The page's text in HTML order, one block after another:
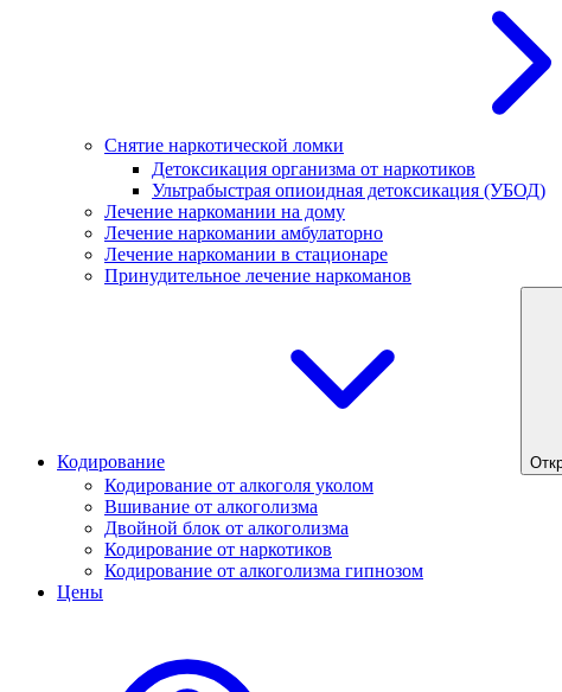
Снятие наркотической ломки
Детоксикация организма от наркотиков
Ультрабыстрая опиоидная детоксикация (УБОД)
Лечение наркомании на дому
Лечение наркомании амбулаторно
Лечение наркомании в стационаре
Принудительное лечение наркоманов
Кодирование
Кодирование от алкоголя уколом
Вшивание от алкоголизма
Двойной блок от алкоголизма
Кодирование от наркотиков
Кодирование от алкоголизма гипнозом
Цены